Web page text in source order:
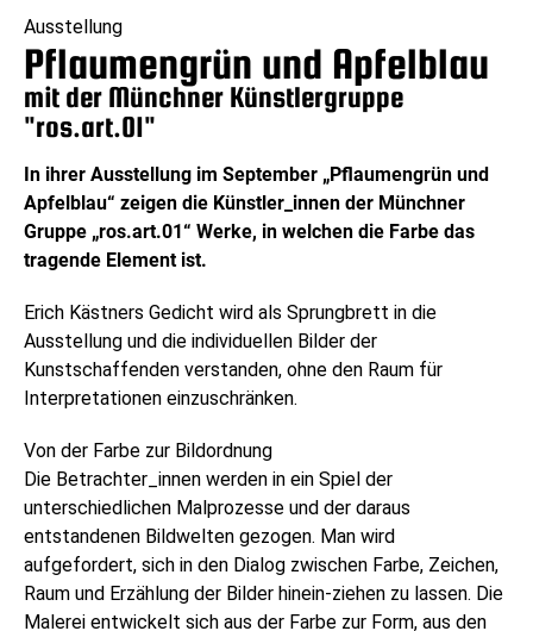
Ausstellung
Pflaumengrün und Apfelblau
mit der Münchner Künstlergruppe
"ros.art.01"
In ihrer Ausstellung im September „Pflaumengrün und
Apfelblau“ zeigen die Künstler_innen der Münchner
Gruppe „ros.art.01“ Werke, in welchen die Farbe das
tragende Element ist.
Erich Kästners Gedicht wird als Sprungbrett in die
Ausstellung und die individuellen Bilder der
Kunstschaffenden verstanden, ohne den Raum für
Interpretationen einzuschränken.
Von der Farbe zur Bildordnung
Die Betrachter_innen werden in ein Spiel der
unterschiedlichen Malprozesse und der daraus
entstandenen Bildwelten gezogen. Man wird
aufgefordert, sich in den Dialog zwischen Farbe, Zeichen,
Raum und Erzählung der Bilder hinein-ziehen zu lassen. Die
Malerei entwickelt sich aus der Farbe zur Form, aus den